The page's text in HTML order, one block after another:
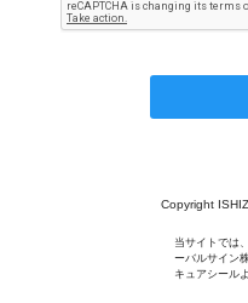
Copyright
当サイトでは
ーバルサイン
キュアシール